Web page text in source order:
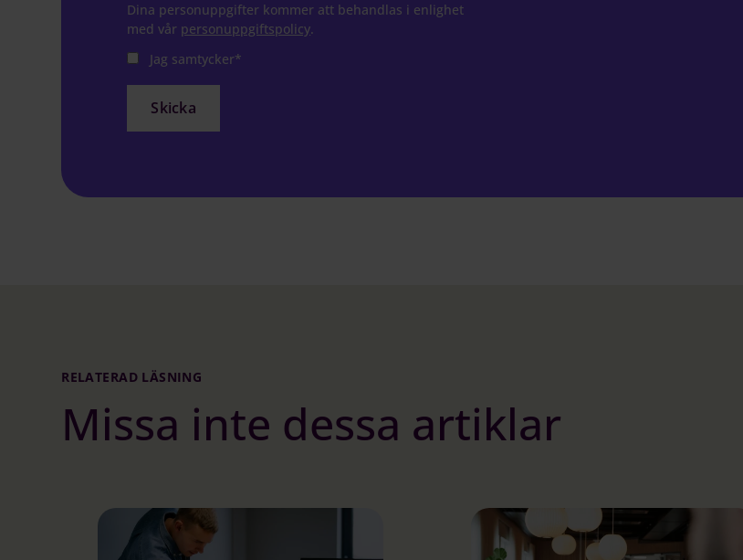
Dina personuppgifter kommer att behandlas i enlighet
med vår personuppgiftspolicy.
Jag samtycker*
RELATERAD LÄSNING
Missa inte dessa artiklar